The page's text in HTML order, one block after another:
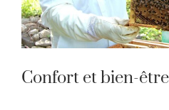
Confort et bien-